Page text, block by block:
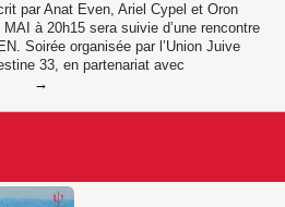
par Anat Even, Ariel Cypel et Oron
à 20h15 sera suivie d’une rencontre
Soirée organisée par l’Union Juive
33, en partenariat avec